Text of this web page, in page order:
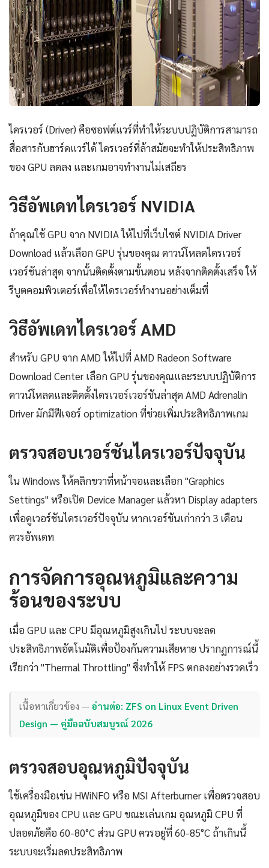
ไดรเวอร์ (Driver) คือซอฟต์แวร์ที่ทำให้ระบบปฏิบัติการสามารถ
สื่อสารกับฮาร์ดแวร์ได้ ไดรเวอร์ที่ล้าสมัยจะทำให้ประสิทธิภาพ
ของ GPU ลดลง และเกมอาจทำงานไม่เสถียร
วิธีอัพเดทไดรเวอร์ NVIDIA
ถ้าคุณใช้ GPU จาก NVIDIA ให้ไปที่เว็บไซต์ NVIDIA Driver
Download แล้วเลือก GPU รุ่นของคุณ ดาวน์โหลดไดรเวอร์
เวอร์ชันล่าสุด จากนั้นติดตั้งตามขั้นตอน หลังจากติดตั้งเสร็จ ให้
รีบูตคอมพิวเตอร์เพื่อให้ไดรเวอร์ทำงานอย่างเต็มที่
วิธีอัพเดทไดรเวอร์ AMD
สำหรับ GPU จาก AMD ให้ไปที่ AMD Radeon Software
Download Center เลือก GPU รุ่นของคุณและระบบปฏิบัติการ
ดาวน์โหลดและติดตั้งไดรเวอร์เวอร์ชันล่าสุด AMD Adrenalin
Driver มักมีฟีเจอร์ optimization ที่ช่วยเพิ่มประสิทธิภาพเกม
ตรวจสอบเวอร์ชันไดรเวอร์ปัจจุบัน
ใน Windows ให้คลิกขวาที่หน้าจอและเลือก "Graphics
Settings" หรือเปิด Device Manager แล้วหา Display adapters
เพื่อดูเวอร์ชันไดรเวอร์ปัจจุบัน หากเวอร์ชันเก่ากว่า 3 เดือน
ควรอัพเดท
การจัดการอุณหภูมิและความ
ร้อนของระบบ
เมื่อ GPU และ CPU มีอุณหภูมิสูงเกินไป ระบบจะลด
ประสิทธิภาพอัตโนมัติเพื่อป้องกันความเสียหาย ปรากฏการณ์นี้
เรียกว่า "Thermal Throttling" ซึ่งทำให้ FPS ตกลงอย่างรวดเร็ว
เนื้อหาเกี่ยวข้อง —อ่านต่อ: ZFS on Linux Event Driven
Design — คู่มือฉบับสมบูรณ์ 2026
ตรวจสอบอุณหภูมิปัจจุบัน
ใช้เครื่องมือเช่น HWiNFO หรือ MSI Afterburner เพื่อตรวจสอบ
อุณหภูมิของ CPU และ GPU ขณะเล่นเกม อุณหภูมิ CPU ที่
ปลอดภัยคือ 60-80°C ส่วน GPU ควรอยู่ที่ 60-85°C ถ้าเกินนี้
ระบบจะเริ่มลดประสิทธิภาพ